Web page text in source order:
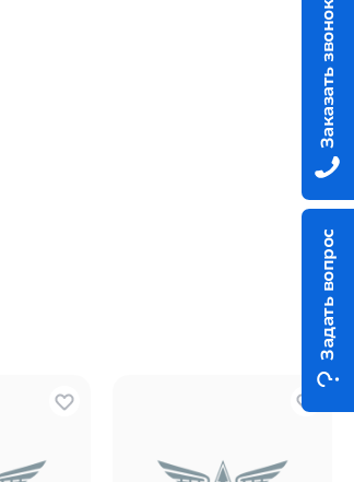
Задать вопрос
Заказать звонок